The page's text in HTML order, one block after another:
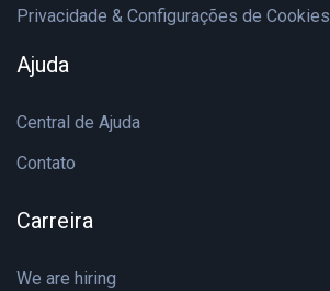
Privacidade & Configurações de Cookies
Ajuda
Central de Ajuda
Contato
Carreira
We are hiring